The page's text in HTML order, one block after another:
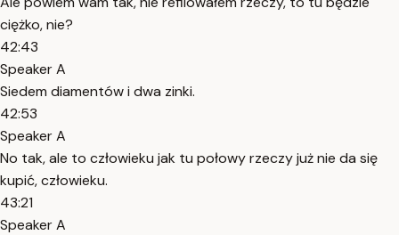
ciężko, nie?
42:43
Speaker A
Siedem diamentów i dwa zinki.
42:53
Speaker A
No tak, ale to człowieku jak tu połowy rzeczy już nie da się
kupić, człowieku.
43:21
Speaker A